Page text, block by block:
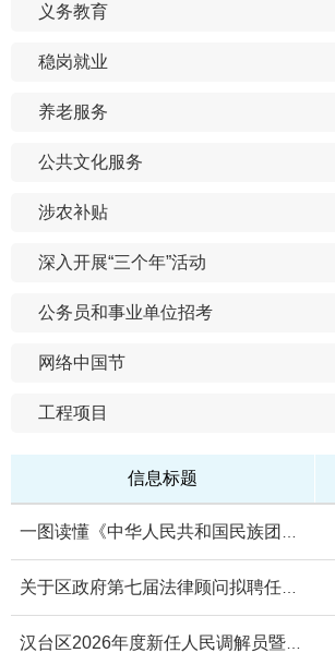
义务教育
稳岗就业
养老服务
公共文化服务
涉农补贴
深入开展“三个年”活动
公务员和事业单位招考
网络中国节
工程项目
信息标题